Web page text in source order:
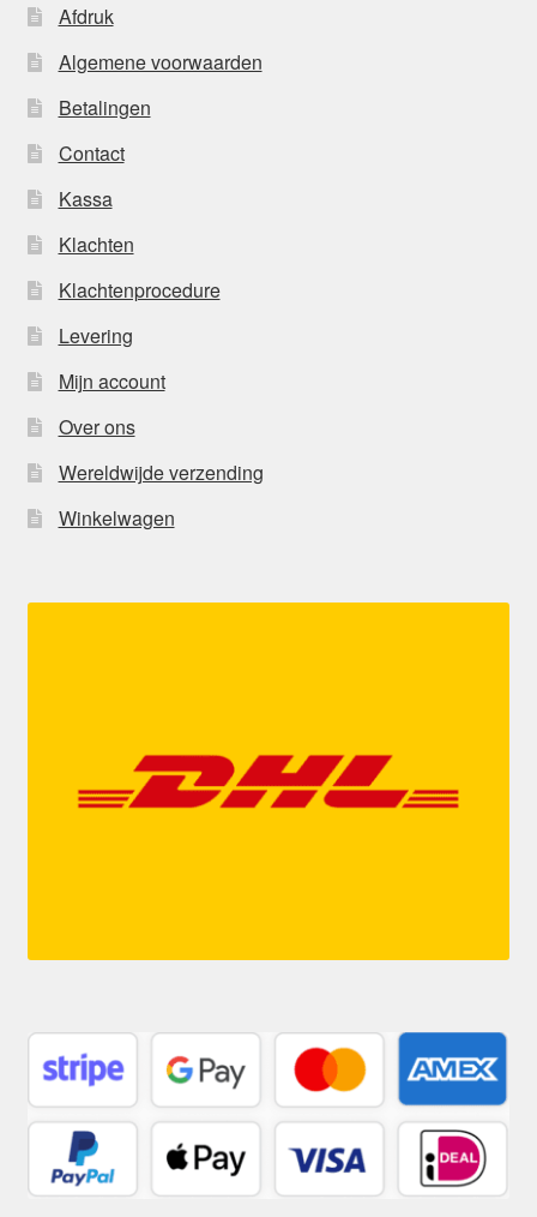
Afdruk
Algemene voorwaarden
Betalingen
Contact
Kassa
Klachten
Klachtenprocedure
Levering
Mijn account
Over ons
Wereldwijde verzending
Winkelwagen